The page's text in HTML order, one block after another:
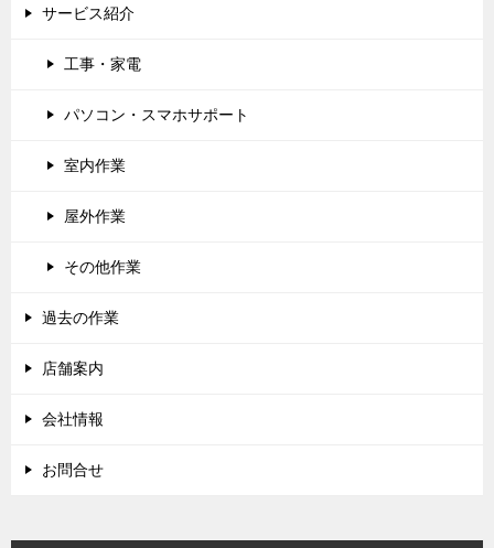
サービス紹介
工事・家電
パソコン・スマホサポート
室内作業
屋外作業
その他作業
過去の作業
店舗案内
会社情報
お問合せ